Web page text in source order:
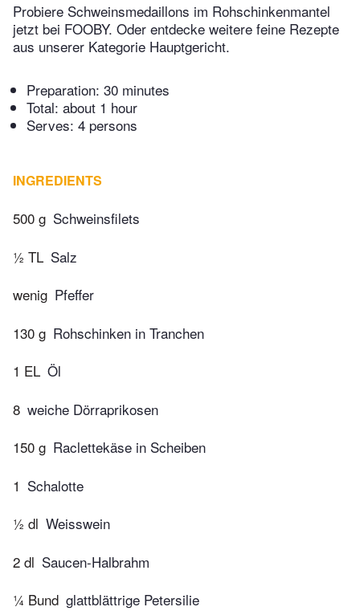
Probiere Schweinsmedaillons im Rohschinkenmantel
jetzt bei FOOBY. Oder entdecke weitere feine Rezepte
aus unserer Kategorie Hauptgericht.
Preparation: 30 minutes
Total: about 1 hour
Serves: 4 persons
INGREDIENTS
500 g Schweinsfilets
½ TL Salz
wenig Pfeffer
130 g Rohschinken in Tranchen
1 EL Öl
8 weiche Dörraprikosen
150 g Raclettekäse in Scheiben
1 Schalotte
½ dl Weisswein
2 dl Saucen-Halbrahm
¼ Bund glattblättrige Petersilie